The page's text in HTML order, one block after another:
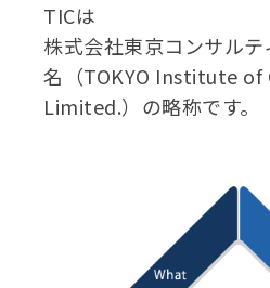
TICは
株式会社東京コンサル
名（TOKYO Institute
Limited.）の略称です。